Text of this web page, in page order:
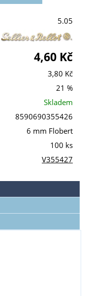
5.05
4,60 Kč
3,80 Kč
21 %
Skladem
8590690355426
6 mm Flobert
100 ks
V355427